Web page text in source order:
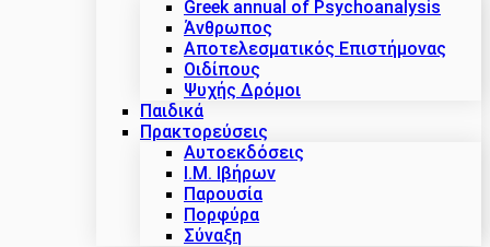
Greek annual of Psychoanalysis
Άνθρωπος
Αποτελεσματικός Επιστήμονας
Οιδίπους
Ψυχής Δρόμοι
Παιδικά
Πρακτoρεύσεις
Αυτοεκδόσεις
Ι.Μ. Ιβήρων
Παρουσία
Πορφύρα
Σύναξη